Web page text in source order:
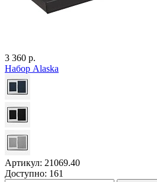
3 360 р.
Набор Alaska
Артикул: 21069.40
Доступно: 161